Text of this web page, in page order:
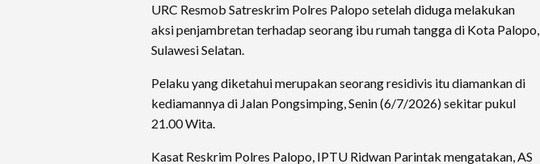
URC Resmob Satreskrim Polres Palopo setelah diduga melakukan
aksi penjambretan terhadap seorang ibu rumah tangga di Kota Palopo,
Sulawesi Selatan.
Pelaku yang diketahui merupakan seorang residivis itu diamankan di
kediamannya di Jalan Pongsimping, Senin (6/7/2026) sekitar pukul
21.00 Wita.
Kasat Reskrim Polres Palopo, IPTU Ridwan Parintak mengatakan, AS